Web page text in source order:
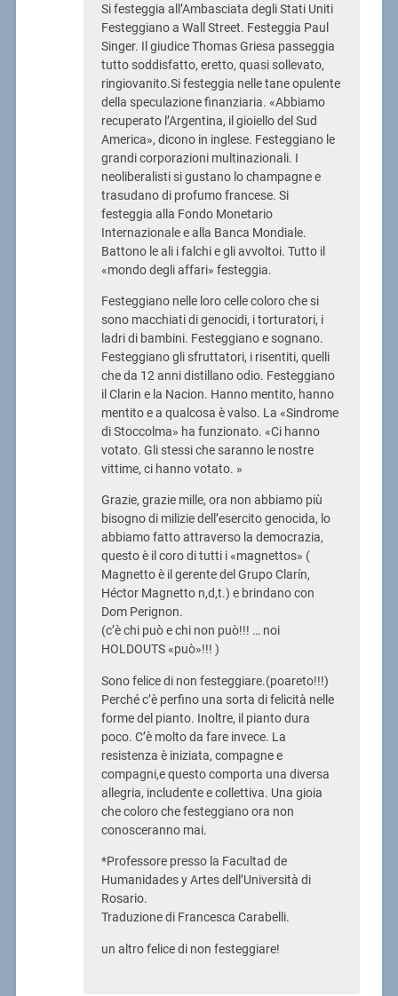
Si festeggia all’Ambasciata degli Stati Uniti
Festeggiano a Wall Street. Festeggia Paul
Singer. Il giudice Thomas Griesa passeggia
tutto soddisfatto, eretto, quasi sollevato,
ringiovanito.Si festeggia nelle tane opulente
della speculazione finanziaria. «Abbiamo
recuperato l’Argentina, il gioiello del Sud
America», dicono in inglese. Festeggiano le
grandi corporazioni multinazionali. I
neoliberalisti si gustano lo champagne e
trasudano di profumo francese. Si
festeggia alla Fondo Monetario
Internazionale e alla Banca Mondiale.
Battono le ali i falchi e gli avvoltoi. Tutto il
«mondo degli affari» festeggia.
Festeggiano nelle loro celle coloro che si
sono macchiati di genocidi, i torturatori, i
ladri di bambini. Festeggiano e sognano.
Festeggiano gli sfruttatori, i risentiti, quelli
che da 12 anni distillano odio. Festeggiano
il Clarin e la Nacion. Hanno mentito, hanno
mentito e a qualcosa è valso. La «Sindrome
di Stoccolma» ha funzionato. «Ci hanno
votato. Gli stessi che saranno le nostre
vittime, ci hanno votato. »
Grazie, grazie mille, ora non abbiamo più
bisogno di milizie dell’esercito genocida, lo
abbiamo fatto attraverso la democrazia,
questo è il coro di tutti i «magnettos» (
Magnetto è il gerente del Grupo Clarín,
Héctor Magnetto n,d,t.) e brindano con
Dom Perignon.
(c’è chi può e chi non può!!! … noi
HOLDOUTS «può»!!! )
Sono felice di non festeggiare.(poareto!!!)
Perché c’è perfino una sorta di felicità nelle
forme del pianto. Inoltre, il pianto dura
poco. C’è molto da fare invece. La
resistenza è iniziata, compagne e
compagni,e questo comporta una diversa
allegria, includente e collettiva. Una gioia
che coloro che festeggiano ora non
conosceranno mai.
*Professore presso la Facultad de
Humanidades y Artes dell’Università di
Rosario.
Traduzione di Francesca Carabelli.
un altro felice di non festeggiare!